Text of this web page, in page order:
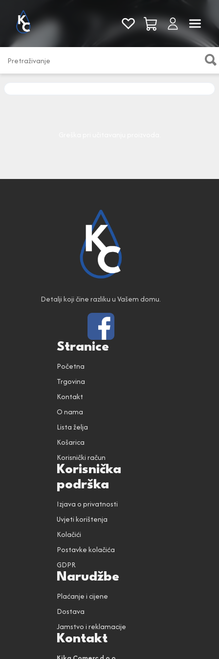
Pogledaj sve
Detalji koji čine razliku u Vašem domu.
Stranice
Početna
Trgovina
Kontakt
O nama
Lista želja
Košarica
Korisnički račun
Korisnička
podrška
Izjava o privatnosti
Uvjeti korištenja
Kolačići
Postavke kolačića
GDPR
Narudžbe
Plaćanje i cijene
Dostava
Jamstvo i reklamacije
Kontakt